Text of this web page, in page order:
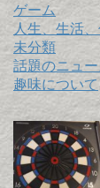
ゲーム
人生、生活
未分類
話題のニュー
趣味について